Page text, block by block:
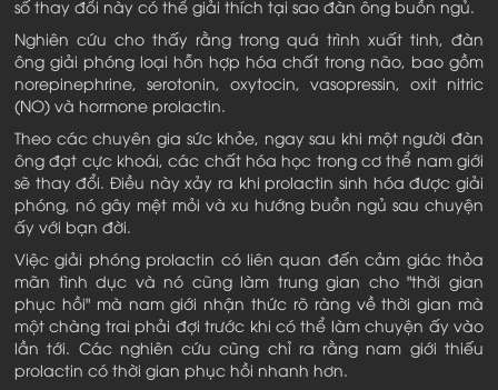
số thay đổi này có thể giải thích tại sao đàn ông buồn ngủ.
Nghiên cứu cho thấy rằng trong quá trình xuất tinh, đàn
ông giải phóng loại hỗn hợp hóa chất trong não, bao gồm
norepinephrine, serotonin, oxytocin, vasopressin, oxit nitric
(NO) và hormone prolactin.
Theo các chuyên gia sức khỏe, ngay sau khi một người đàn
ông đạt cực khoái, các chất hóa học trong cơ thể nam giới
sẽ thay đổi. Điều này xảy ra khi prolactin sinh hóa được giải
phóng, nó gây mệt mỏi và xu hướng buồn ngủ sau chuyện
ấy với bạn đời.
Việc giải phóng prolactin có liên quan đến cảm giác thỏa
mãn tình dục và nó cũng làm trung gian cho "thời gian
phục hồi" mà nam giới nhận thức rõ ràng về thời gian mà
một chàng trai phải đợi trước khi có thể làm chuyện ấy vào
lần tới. Các nghiên cứu cũng chỉ ra rằng nam giới thiếu
prolactin có thời gian phục hồi nhanh hơn.